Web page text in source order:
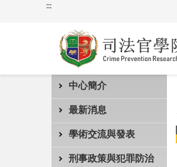
:::
中心簡介
最新消息
學術交流與發表
刑事政策與犯罪防治